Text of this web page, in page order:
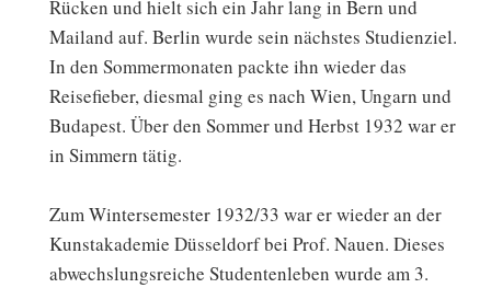
Rücken und hielt sich ein Jahr lang in Bern und
Mailand auf. Berlin wurde sein nächstes Studienziel.
In den Sommermonaten packte ihn wieder das
Reisefieber, diesmal ging es nach Wien, Ungarn und
Budapest. Über den Sommer und Herbst 1932 war er
in Simmern tätig.
Zum Wintersemester 1932/33 war er wieder an der
Kunstakademie Düsseldorf bei Prof. Nauen. Dieses
abwechslungsreiche Studentenleben wurde am 3.